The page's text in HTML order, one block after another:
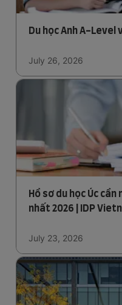
Du học Anh A-
July 26, 2026
Hồ sơ du học Úc
nhất 2026 | IDP
July 23, 2026